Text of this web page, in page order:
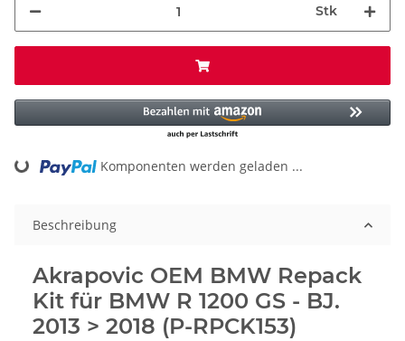
Stk
Loading... Komponenten werden geladen ...
Beschreibung
Akrapovic OEM BMW Repack
Kit für BMW R 1200 GS - BJ.
2013 > 2018 (P-RPCK153)